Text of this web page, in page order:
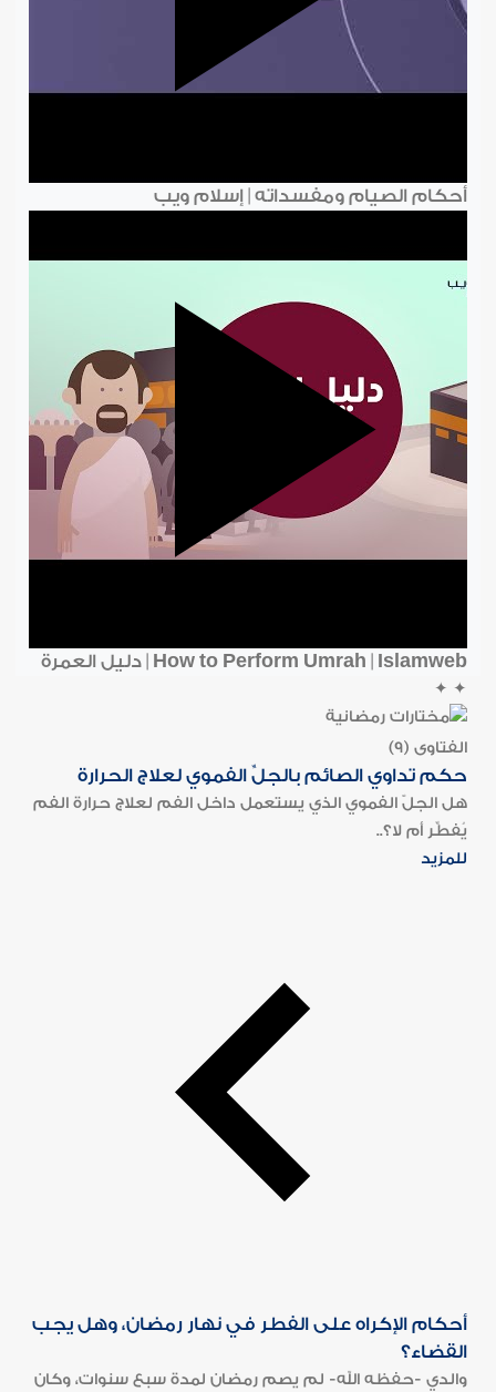
أحكام الصيام ومفسداته | إسلام ويب
How to Perform Umrah | Islamweb | دليل العمرة
✦
✦
الفتاوى (9)
حكم تداوي الصائم بالجلِّ الفموي لعلاج الحرارة
هل الجلّ الفموي الذي يستعمل داخل الفم لعلاج حرارة الفم
يُفطِّر أم لا؟..
للمزيد
أحكام الإكراه على الفطر في نهار رمضان، وهل يجب
القضاء؟
والدي -حفظه الله- لم يصم رمضان لمدة سبع سنوات، وكان